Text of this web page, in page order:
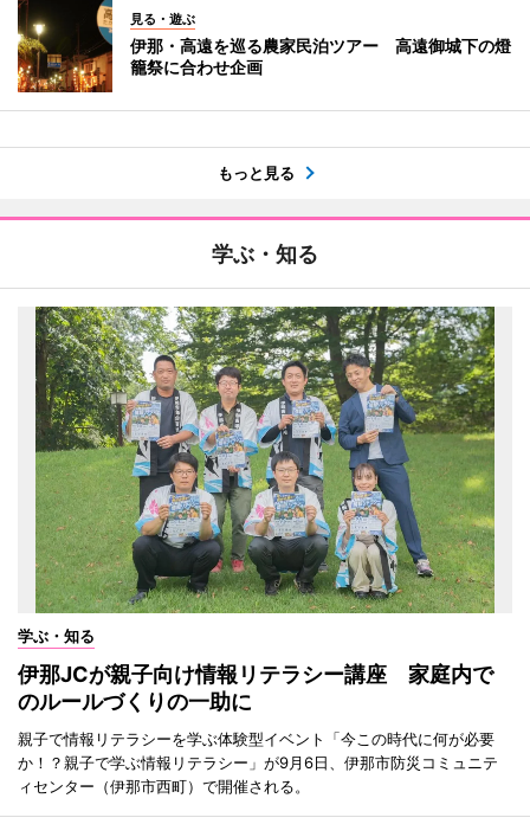
見る・遊ぶ
伊那・高遠を巡る農家民泊ツアー 高遠御城下の燈
籠祭に合わせ企画
もっと見る
学ぶ・知る
学ぶ・知る
伊那JCが親子向け情報リテラシー講座 家庭内で
のルールづくりの一助に
親子で情報リテラシーを学ぶ体験型イベント「今この時代に何が必要
か！？親子で学ぶ情報リテラシー」が9月6日、伊那市防災コミュニテ
ィセンター（伊那市西町）で開催される。